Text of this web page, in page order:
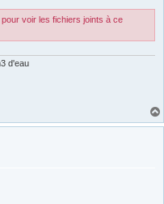
voir les fichiers joints à ce
d'eau